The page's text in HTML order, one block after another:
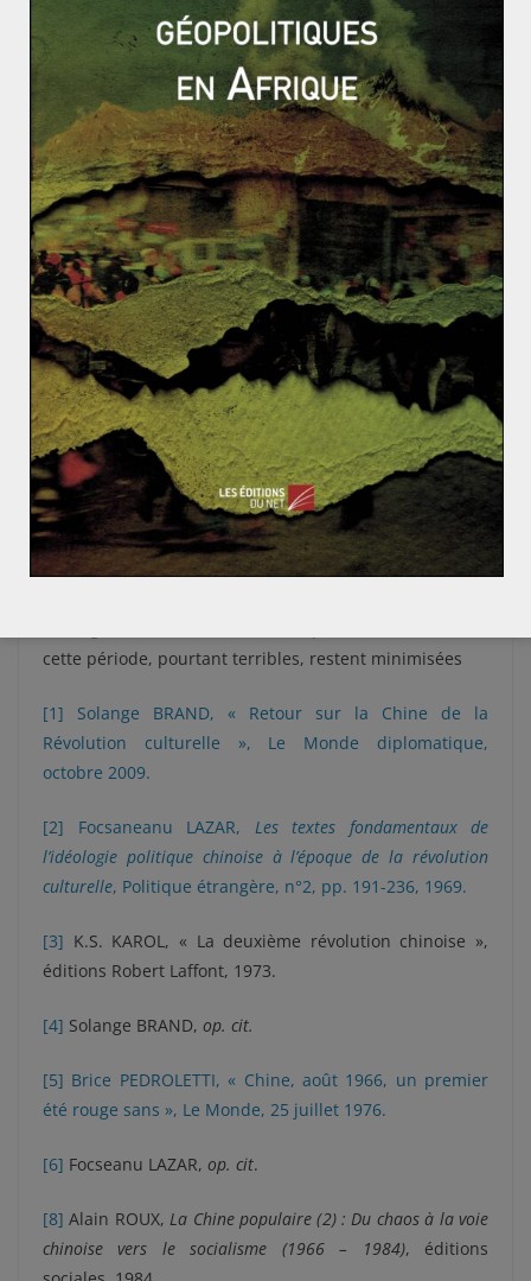
Sur un plan politique, la Révolution culturelle a donc
été envisagée dans un but de reconquête du pouvoir
par Mao Zedong. Face à sa mise à l’écart, en raison de
l’échec de sa politique, le Grand Timonier a su
contourner la lourde machine bureaucratique du PCC.
Il a sollicité la jeunesse, enthousiaste. Il a su la
galvaniser au nom de la supériorité et du droit
souverain du peuple.
Toute source de contestation, notamment via
l’intelligentsia chinoise ou certains fonctionnaires
d’influence du parti, a été muselée. Mao a su associer
ces personnalités à des valeurs bourgeoises,
synonymes de rejet du peuple et de corruption. Dans
un contexte difficile pour les classes sociales modestes
suite à la famine des années précédentes, la stratégie
de Mao fut, sans surprise, payante. Cette Révolution
culturelle a contribué à restaurer son pouvoir
individuel et à relancer le culte de sa personnalité. Elle
a fait de lui l’incarnation du prolétariat et de la
cette période, pourtant terribles, restent minimisées
[1]
Solange BRAND, « Retour sur la Chine de la
Révolution culturelle », Le Monde diplomatique,
octobre 2009.
[2] Focsaneanu LAZAR, Les textes fondamentaux de
l’idéologie politique chinoise à l’époque de la révolution
culturelle, Politique étrangère, n°2, pp. 191-236, 1969.
[3] K.S. KAROL, « La deuxième révolution chinoise »,
éditions Robert Laffont, 1973.
[4] Solange BRAND, op. cit.
[5] Brice PEDROLETTI, « Chine, août 1966, un premier
été rouge sans », Le Monde, 25 juillet 1976.
[6] Focseanu LAZAR, op. cit.
[8] Alain ROUX,La Chine populaire (2) : Du chaos à la voie
chinoise vers le socialisme (1966 – 1984), éditions